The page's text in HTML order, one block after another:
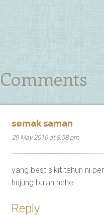
Comments
semak saman
29 May 2016 at 8:58 pm
yang best sikit tahun ni
hujung bulan.hehe
Reply